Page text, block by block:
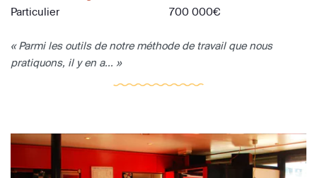
Particulier
700 000€
« Parmi les outils de notre méthode de travail que nous
pratiquons, il y en a... »